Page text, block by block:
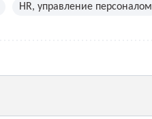
HR, управление персоналом